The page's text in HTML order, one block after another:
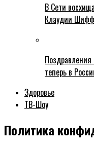
В Сети
Клаудии
теперь в
Здоровье
ТВ-Шоу
Политика